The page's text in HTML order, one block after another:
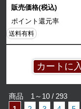
販売価格(税込)
ポイント還元率
送料有料
商品 1～10 / 293